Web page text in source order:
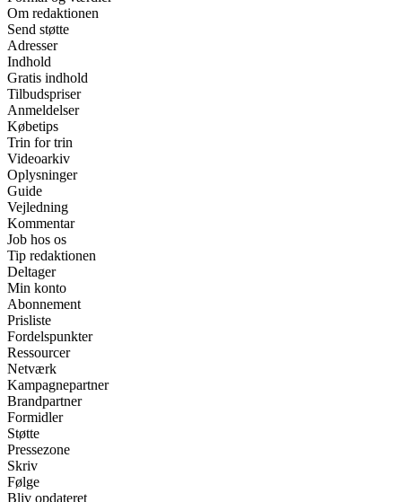
Om redaktionen
Send støtte
Adresser
Indhold
Gratis indhold
Tilbudspriser
Anmeldelser
Købetips
Trin for trin
Videoarkiv
Oplysninger
Guide
Vejledning
Kommentar
Job hos os
Tip redaktionen
Deltager
Min konto
Abonnement
Prisliste
Fordelspunkter
Ressourcer
Netværk
Kampagnepartner
Brandpartner
Formidler
Støtte
Pressezone
Skriv
Følge
Bliv opdateret